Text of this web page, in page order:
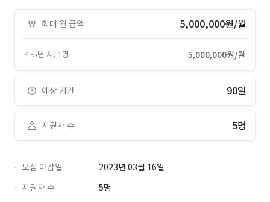
최대 월 금액 5,000,000원/월
4~5년 차, 1명 5,000,000원/월
예상 기간 90일
지원자 수 5명
모집 마감일
2023년 03월 16일
지원자 수
5명